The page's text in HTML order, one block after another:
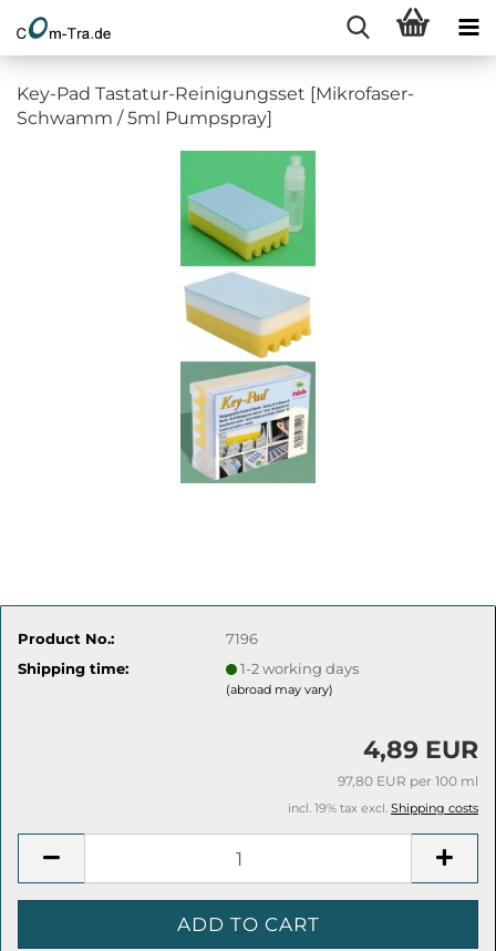
Key-Pad Tastatur-Reinigungsset [Mikrofaser-
Schwamm / 5ml Pumpspray]
Product No.:
7196
Shipping time:
1-2 working days
(abroad may vary)
4,89 EUR
97,80 EUR per 100 ml
incl. 19% tax excl. Shipping costs